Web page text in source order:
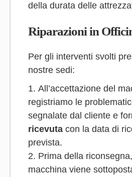
della durata delle
Riparazioni in
Per gli interventi svolti
nostre sedi:
All’accettazione del
registriamo le
segnalate dal cliente e
ricevutacon la data di
prevista.
Prima della
macchina viene